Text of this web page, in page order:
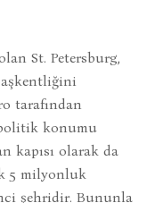
St. Petersburg,
tarafından
konumu
kapısı olarak da
5 milyonluk
şehridir. Bununla